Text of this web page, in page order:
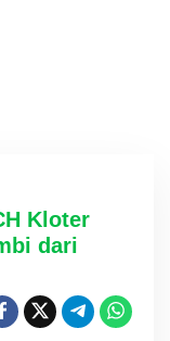
Kloter
dari